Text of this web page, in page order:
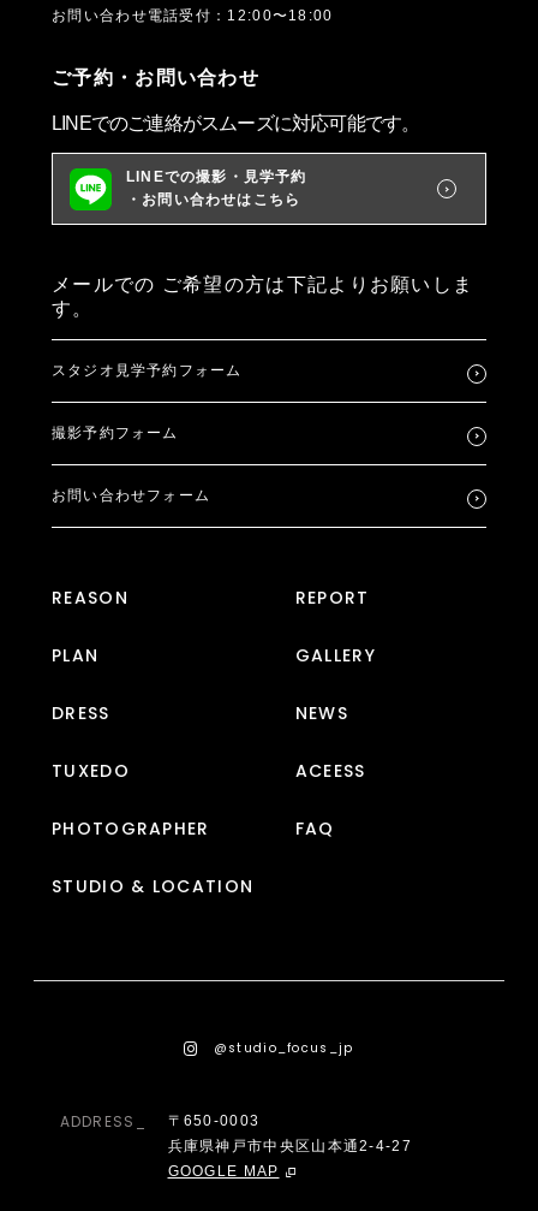
お問い合わせ電話受付：12:00〜18:00
ご予約・お問い合わせ
LINEでのご連絡がスムーズに対応可能です。
LINEでの撮影・見学予約
・お問い合わせはこちら
メールでの ご希望の方は下記よりお願いしま
す。
スタジオ見学予約フォーム
撮影予約フォーム
お問い合わせフォーム
REASON
PLAN
DRESS
TUXEDO
PHOTOGRAPHER
STUDIO & LOCATION
REPORT
GALLERY
NEWS
ACEESS
FAQ
@studio_focus_jp
ADDRESS_
〒650-0003
兵庫県神戸市中央区山本通2-4-27
GOOGLE MAP